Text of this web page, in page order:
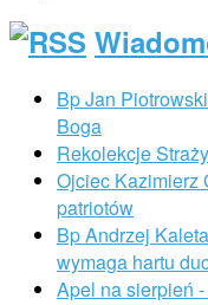
Bp Jan
Boga
Rekolekcje
Ojciec Kazimierz
patriotów
Bp Andrzej
wymaga hartu
Apel na sierpień